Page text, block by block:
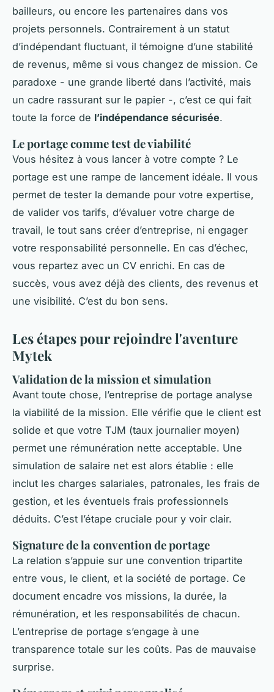
bailleurs, ou encore les partenaires dans vos
projets personnels. Contrairement à un statut
d’indépendant fluctuant, il témoigne d’une stabilité
de revenus, même si vous changez de mission. Ce
paradoxe - une grande liberté dans l’activité, mais
un cadre rassurant sur le papier -, c’est ce qui fait
toute la force de l’indépendance sécurisée.
Le portage comme test de viabilité
Vous hésitez à vous lancer à votre compte ? Le
portage est une rampe de lancement idéale. Il vous
permet de tester la demande pour votre expertise,
de valider vos tarifs, d’évaluer votre charge de
travail, le tout sans créer d’entreprise, ni engager
votre responsabilité personnelle. En cas d’échec,
vous repartez avec un CV enrichi. En cas de
succès, vous avez déjà des clients, des revenus et
une visibilité. C’est du bon sens.
Les étapes pour rejoindre l'aventure
Mytek
Validation de la mission et simulation
Avant toute chose, l’entreprise de portage analyse
la viabilité de la mission. Elle vérifie que le client est
solide et que votre TJM (taux journalier moyen)
permet une rémunération nette acceptable. Une
simulation de salaire net est alors établie : elle
inclut les charges salariales, patronales, les frais de
gestion, et les éventuels frais professionnels
déduits. C’est l’étape cruciale pour y voir clair.
Signature de la convention de portage
La relation s’appuie sur une convention tripartite
entre vous, le client, et la société de portage. Ce
document encadre vos missions, la durée, la
rémunération, et les responsabilités de chacun.
L’entreprise de portage s’engage à une
transparence totale sur les coûts. Pas de mauvaise
surprise.